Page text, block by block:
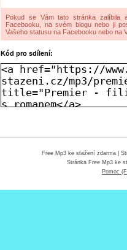
Pokud se Vám tato stránka zalíbila
Facebooku, na svém blogu nebo ji
Vašeho statusu na Facebooku nebo na
Kód pro sdílení:
Free Mp3 ke stažení zdarma|
Stránka Free Mp3 ke
Pomoc